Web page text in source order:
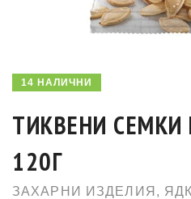
14 НАЛИЧНИ
ТИКВЕНИ СЕМКИ
120Г
ЗАХАРНИ ИЗДЕЛИЯ,